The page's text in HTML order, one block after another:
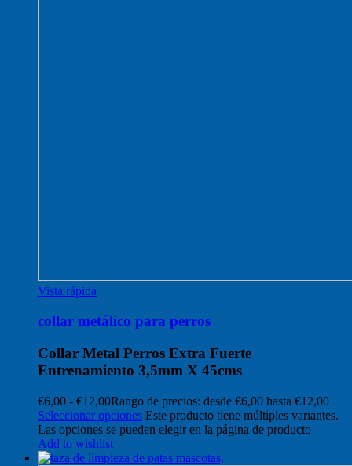
Vista rápida
collar metálico para perros
Collar Metal Perros Extra Fuerte
Entrenamiento 3,5mm X 45cms
€6,00 - €12,00Rango de precios: desde €6,00 hasta €12,00
Seleccionar opciones Este producto tiene múltiples variantes.
Las opciones se pueden elegir en la página de producto
Add to wishlist